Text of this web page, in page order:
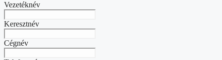
Vezetéknév
Keresztnév
Cégnév